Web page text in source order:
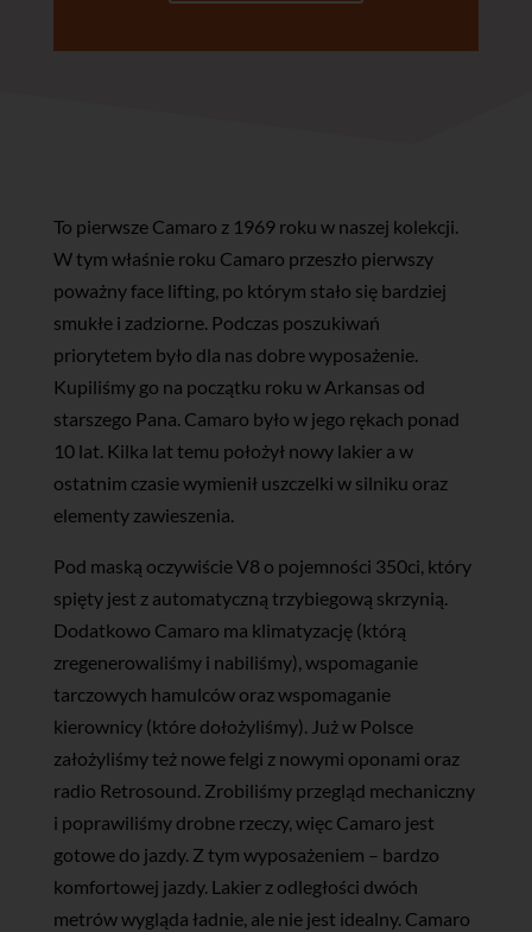
To pierwsze Camaro z 1969 roku w naszej kolekcji.
W tym właśnie roku Camaro przeszło pierwszy
poważny face lifting, po którym stało się bardziej
smukłe i zadziorne. Podczas poszukiwań
priorytetem było dla nas dobre wyposażenie.
Kupiliśmy go na początku roku w Arkansas od
starszego Pana. Camaro było w jego rękach ponad
10 lat. Kilka lat temu położył nowy lakier a w
ostatnim czasie wymienił uszczelki w silniku oraz
elementy zawieszenia.
Pod maską oczywiście V8 o pojemności 350ci, który
spięty jest z automatyczną trzybiegową skrzynią.
Dodatkowo Camaro ma klimatyzację (którą
zregenerowaliśmy i nabiliśmy), wspomaganie
tarczowych hamulców oraz wspomaganie
kierownicy (które dołożyliśmy). Już w Polsce
założyliśmy też nowe felgi z nowymi oponami oraz
radio Retrosound. Zrobiliśmy przegląd mechaniczny
i poprawiliśmy drobne rzeczy, więc Camaro jest
gotowe do jazdy. Z tym wyposażeniem – bardzo
komfortowej jazdy. Lakier z odległości dwóch
metrów wygląda ładnie, ale nie jest idealny. Camaro